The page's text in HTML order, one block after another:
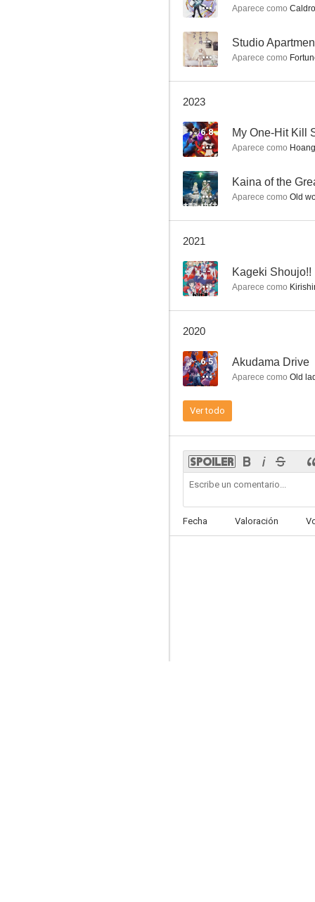
Mi vecino Totoro
10
7.6
Aparece como
-- Studio
Aparece como
2023
6.8 My One-Hit Kill
Aparece como
-- Kaina of the
Aparece como Old
2021
-- Kageki Shoujo!!
Aparece como
2020
6.5 Akudama Drive
Aparece como Old
Ver todo
Fecha Valoración